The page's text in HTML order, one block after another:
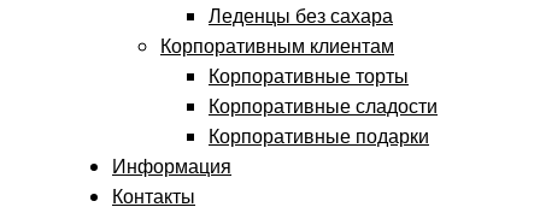
Леденцы без сахара
Корпоративным клиентам
Корпоративные торты
Корпоративные сладости
Корпоративные подарки
Информация
Контакты